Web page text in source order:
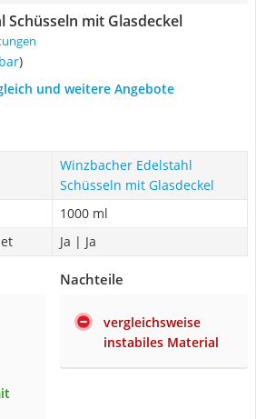
Schüsseln mit Glasdeckel
)
und weitere Angebote
Winzbacher Edelstahl
Schüsseln mit Glasdeckel
1000 ml
Ja | Ja
Nachteile
vergleichsweise
instabiles Material